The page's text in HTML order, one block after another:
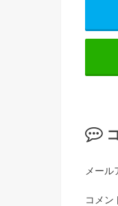
メール
コメン